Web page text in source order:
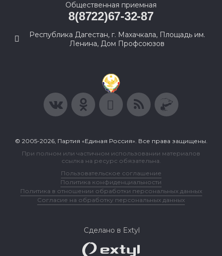
Общественная приемная
8(8722)67-32-87
Республика Дагестан, г. Махачкала, Площадь им.
Ленина, Дом Профсоюзов
© 2005-2026, Партия «Единая Россия». Все права защищены.
При полном или частичном использовании материалов
ссылка на ресурс обязательна.
Пользовательское соглашение
Политика конфиденциальности
Политика в отношении обработки персональных данных
Согласие на обработку персональных данных
Сделано в Extyl